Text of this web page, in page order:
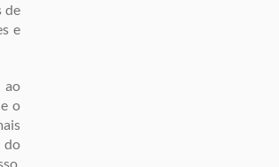
de
e
ao
o
do